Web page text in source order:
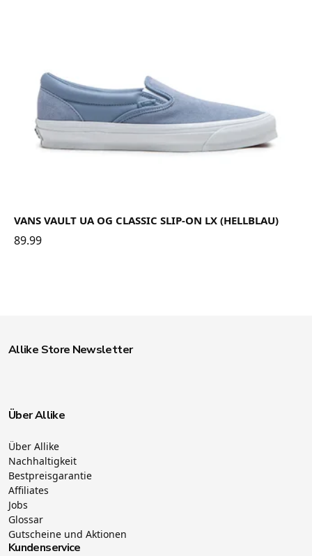
VANS VAULT UA OG CLASSIC SLIP-ON LX (HELLBLAU)
89.99
Allike Store Newsletter
Über Allike
Über Allike
Nachhaltigkeit
Bestpreisgarantie
Affiliates
Jobs
Glossar
Gutscheine und Aktionen
Kundenservice